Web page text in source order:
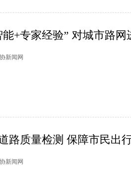
+专家经验” 对城市路
新闻网
路质量检测 保障市民出
新闻网